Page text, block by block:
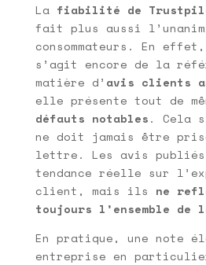
La fiabilité de
fait plus aussi
consommateurs. En
s’agit encore de la
matière d’ avis clients
elle présente tout de
défauts notables. Cela
ne doit jamais être
lettre. Les avis publiés
tendance réelle sur
client, mais ils ne
toujours l’ensemble
En pratique, une note
entreprise en